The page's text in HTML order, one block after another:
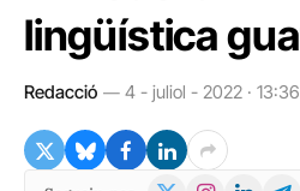
lingüística
Redacció 4 - juliol - 2022 · 13:36